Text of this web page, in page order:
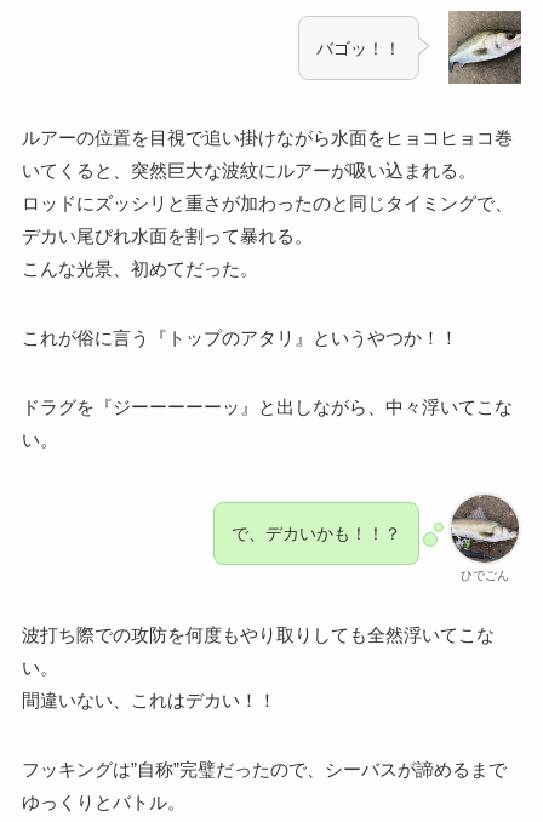
バゴッ！！
ルアーの位置を目視で追い掛けながら水面をヒョコヒョコ巻
いてくると、突然巨大な波紋にルアーが吸い込まれる。
ロッドにズッシリと重さが加わったのと同じタイミングで、
デカい尾びれ水面を割って暴れる。
こんな光景、初めてだった。
これが俗に言う『トップのアタリ』というやつか！！
ドラグを『ジーーーーーッ』と出しながら、中々浮いてこな
い。
ひでごん
で、デカいかも！！？
波打ち際での攻防を何度もやり取りしても全然浮いてこな
い。
間違いない、これはデカい！！
フッキングは”自称”完璧だったので、シーバスが諦めるまで
ゆっくりとバトル。